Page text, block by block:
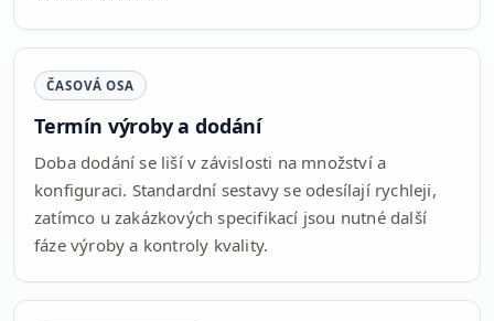
ČASOVÁ OSA
Termín výroby a dodání
Doba dodání se liší v závislosti na množství a
konfiguraci. Standardní sestavy se odesílají rychleji,
zatímco u zakázkových specifikací jsou nutné další
fáze výroby a kontroly kvality.